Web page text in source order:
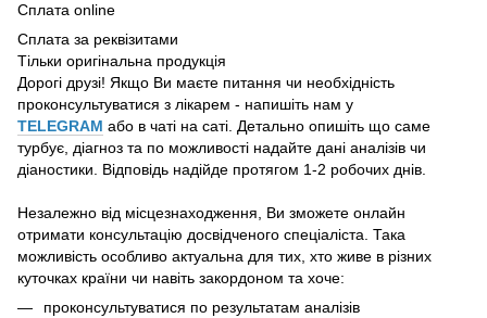
Сплата online
Сплата за реквізитами
Тільки оригінальна продукція
Дорогі друзі! Якщо Ви маєте питання чи необхідність
проконсультуватися з лікарем - напишіть нам у
TELEGRAM або в чаті на саті. Детально опишіть що саме
турбує, діагноз та по можливості надайте дані аналізів чи
діаностики. Відповідь надійде протягом 1-2 робочих днів.
Незалежно від місцезнаходження, Ви зможете онлайн
отримати консультацію досвідченого спеціаліста. Така
можливість особливо актуальна для тих, хто живе в різних
куточках країни чи навіть закордоном та хоче:
проконсультуватися по результатам аналізів